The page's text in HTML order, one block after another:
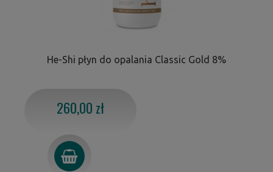
He-Shi płyn do opalania Classic Gold 8%
260,00 zł